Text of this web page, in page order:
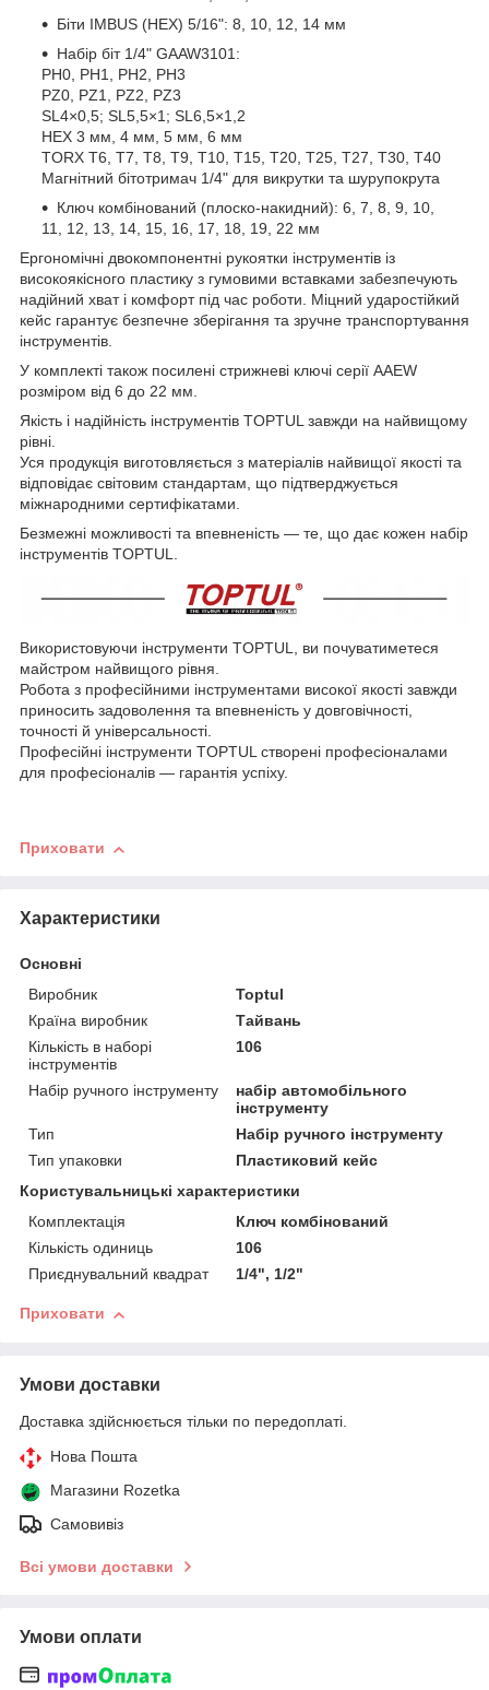
Біти IMBUS (HEX) 5/16": 8, 10, 12, 14 мм
Набір біт 1/4" GAAW3101:
PH0, PH1, PH2, PH3
PZ0, PZ1, PZ2, PZ3
SL4×0,5; SL5,5×1; SL6,5×1,2
HEX 3 мм, 4 мм, 5 мм, 6 мм
TORX T6, T7, T8, T9, T10, T15, T20, T25, T27, T30, T40
Магнітний бітотримач 1/4" для викрутки та шурупокрута
Ключ комбінований (плоско-накидний): 6, 7, 8, 9, 10,
11, 12, 13, 14, 15, 16, 17, 18, 19, 22 мм
Ергономічні двокомпонентні рукоятки інструментів із
високоякісного пластику з гумовими вставками забезпечують
надійний хват і комфорт під час роботи. Міцний ударостійкий
кейс гарантує безпечне зберігання та зручне транспортування
інструментів.
У комплекті також посилені стрижневі ключі серії AAEW
розміром від 6 до 22 мм.
Якість і надійність інструментів TOPTUL завжди на найвищому
рівні.
Уся продукція виготовляється з матеріалів найвищої якості та
відповідає світовим стандартам, що підтверджується
міжнародними сертифікатами.
Безмежні можливості та впевненість — те, що дає кожен набір
інструментів TOPTUL.
Використовуючи інструменти TOPTUL, ви почуватиметеся
майстром найвищого рівня.
Робота з професійними інструментами високої якості завжди
приносить задоволення та впевненість у довговічності,
точності й універсальності.
Професійні інструменти TOPTUL створені професіоналами
для професіоналів — гарантія успіху.
Приховати
Характеристики
Основні
Виробник
Toptul
Країна виробник
Тайвань
Кількість в наборі
інструментів
106
Набір ручного інструменту
набір автомобільного
інструменту
Тип
Набір ручного інструменту
Тип упаковки
Пластиковий кейс
Користувальницькі характеристики
Комплектація
Ключ комбінований
Кількість одиниць
106
Приєднувальний квадрат
1/4", 1/2"
Приховати
Умови доставки
Доставка здійснюється тільки по передоплаті.
Нова Пошта
Магазини Rozetka
Самовивіз
Всі умови доставки
Умови оплати